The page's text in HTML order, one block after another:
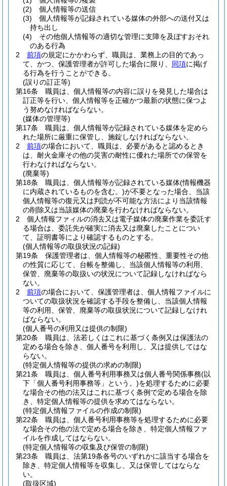
(2)
個人情報等の送信
(3)
個人情報等が記録されている媒体の外部への送付又は
持ち出し
(4)
その他個人情報等の適切な管理に支障を及ぼすおそれ
のある行為
2
前項の規定にかかわらず、職員は、業務上の目的であっ
て、かつ、保護管理者が許可した場合に限り、 同項に掲げ
る行為を行うことができる。
(誤りの訂正等)
第16条
職員は、個人情報等の内容に誤りを発見した場合は
訂正等を行い、個人情報等を正確かつ最新の状態に保つよ
う努めなければならない。
(媒体の管理等)
第17条
職員は、個人情報等が記録されている媒体を定めら
れた場所に厳重に保管し、施錠しなければならない。
2
前項の場合において、職員は、必要があると認めるとき
は、耐火金庫その他の災害の耐性に優れた場所での保管を
行わなければならない。
(廃棄等)
第18条
職員は、個人情報等が記録されている媒体(情報機器
に内蔵されているものを含む。)が不要となった場合、当該
個人情報等の復元又は判読が不可能な方法により当該情報
の削除又は当該媒体の廃棄を行わなければならない。
2
個人情報ファィルの消去又は電子媒体の廃棄作業を委託す
る場合は、委託先が確実に消去又は廃棄したことについ
て、証明書等により確認するものとする。
(個人情報等の取扱状況の記録)
第19条
保護管理者は、個人情報等の秘匿性、重要性その他
の性質に応じて、台帳を整備し、当該個人情報等の利用、
保管、廃棄等の取扱いの状況について記録しなければなら
ない。
2
前項の場合において、保護管理者は、個人情報ファイルに
ついての取扱状況を確認する手段を整備し、当該個人情報
等の利用、保管、廃棄等の取扱状況について記録しなけれ
ばならない。
(個人番号の利用又は提供の制限)
第20条
職員は、法若しくはこれに基づく条例又は保護法の
定める場合を除き、個人番号を利用し、又は提供してはな
らない。
(特定個人情報等の提供の求めの制限)
第21条
職員は、個人番号利用事務又は個人番号関係事務(以
下「個人番号利用事務等」という。)を処理するために必要
な場合その他の法又はこれに基づく条例で定める場合を除
き、特定個人情報等の提供を求めてはならない。
(特定個人情報ファイルの作成の制限)
第22条
職員は、個人番号利用事務等を処理するために必要
な場合その他の法で定める場合を除き、特定個人情報ファ
イルを作成してはならない。
(特定個人情報等の収集及び保管の制限)
第23条
職員は、法第19条各号のいずれかに該当する場合を
除き、特定個人情報等を収集し、又は保管してはならな
い。
(取扱区域)